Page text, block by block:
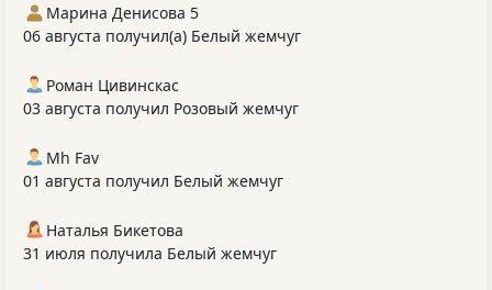
Марина Денисова 5
06 августа получил(а) Белый жемчуг
Роман Цивинскас
03 августа получил Розовый жемчуг
Mh Fav
01 августа получил Белый жемчуг
Наталья Бикетова
31 июля получила Белый жемчуг